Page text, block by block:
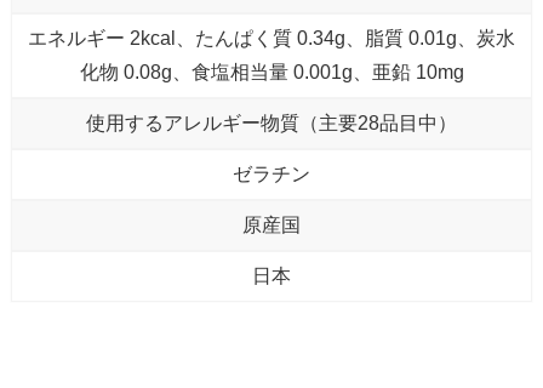
エネルギー 2kcal、たんぱく質 0.34g、脂質 0.01g、炭水
化物 0.08g、食塩相当量 0.001g、亜鉛 10mg
使用するアレルギー物質（主要28品目中）
ゼラチン
原産国
日本